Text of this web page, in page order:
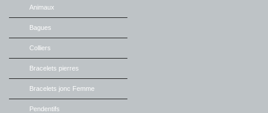
Animaux
Bagues
Colliers
Bracelets pierres
Bracelets jonc Femme
Pendentifs